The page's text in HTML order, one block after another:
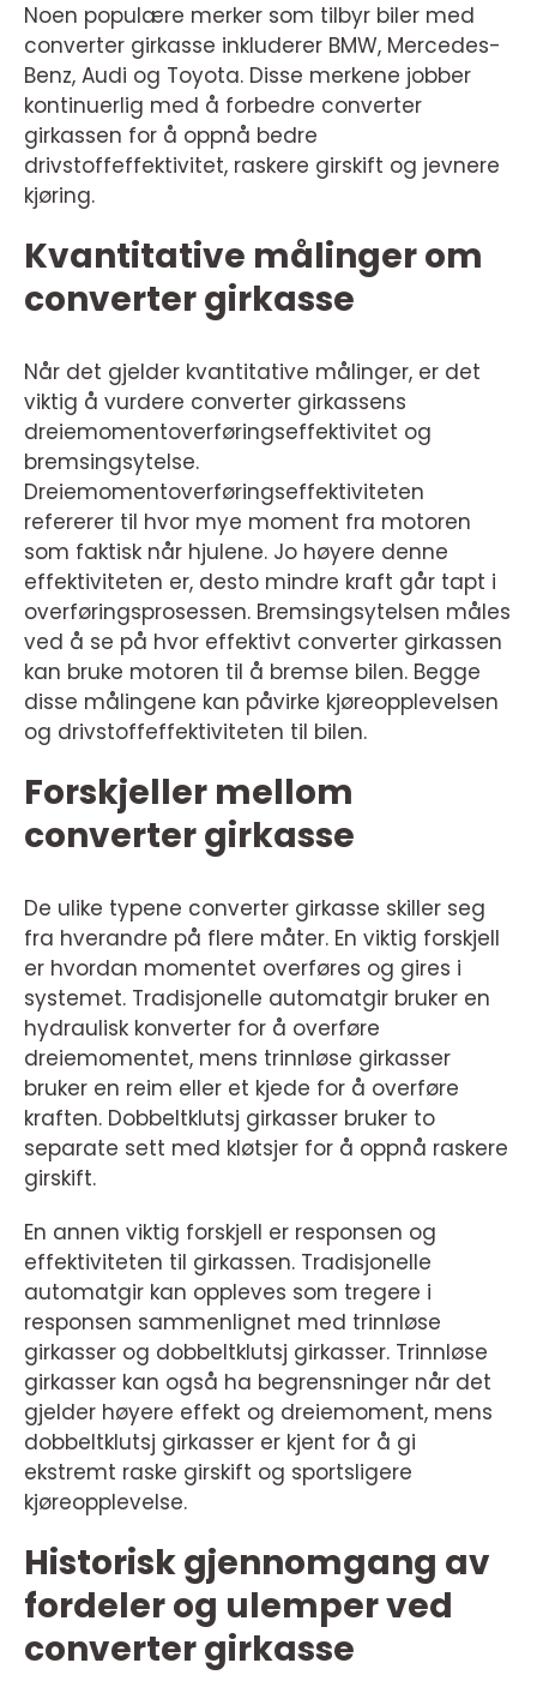
Noen populære merker som tilbyr biler med
converter girkasse inkluderer BMW, Mercedes-
Benz, Audi og Toyota. Disse merkene jobber
kontinuerlig med å forbedre converter
girkassen for å oppnå bedre
drivstoffeffektivitet, raskere girskift og jevnere
kjøring.
Kvantitative målinger om
converter girkasse
Når det gjelder kvantitative målinger, er det
viktig å vurdere converter girkassens
dreiemomentoverføringseffektivitet og
bremsingsytelse.
Dreiemomentoverføringseffektiviteten
refererer til hvor mye moment fra motoren
som faktisk når hjulene. Jo høyere denne
effektiviteten er, desto mindre kraft går tapt i
overføringsprosessen. Bremsingsytelsen måles
ved å se på hvor effektivt converter girkassen
kan bruke motoren til å bremse bilen. Begge
disse målingene kan påvirke kjøreopplevelsen
og drivstoffeffektiviteten til bilen.
Forskjeller mellom
converter girkasse
De ulike typene converter girkasse skiller seg
fra hverandre på flere måter. En viktig forskjell
er hvordan momentet overføres og gires i
systemet. Tradisjonelle automatgir bruker en
hydraulisk konverter for å overføre
dreiemomentet, mens trinnløse girkasser
bruker en reim eller et kjede for å overføre
kraften. Dobbeltklutsj girkasser bruker to
separate sett med kløtsjer for å oppnå raskere
girskift.
En annen viktig forskjell er responsen og
effektiviteten til girkassen. Tradisjonelle
automatgir kan oppleves som tregere i
responsen sammenlignet med trinnløse
girkasser og dobbeltklutsj girkasser. Trinnløse
girkasser kan også ha begrensninger når det
gjelder høyere effekt og dreiemoment, mens
dobbeltklutsj girkasser er kjent for å gi
ekstremt raske girskift og sportsligere
kjøreopplevelse.
Historisk gjennomgang av
fordeler og ulemper ved
converter girkasse